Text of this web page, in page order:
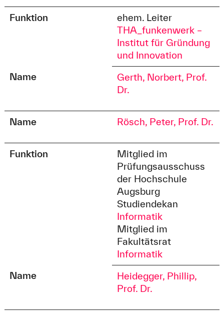
Funktion
ehem. Leiter
THA_funkenwerk –
Institut für Gründung
und Innovation
Name
Gerth, Norbert, Prof.
Dr.
Name Rösch, Peter, Prof. Dr.
Funktion
Mitglied im
Prüfungsausschuss
der Hochschule
Augsburg
Studiendekan
Informatik
Mitglied im
Fakultätsrat
Informatik
Name
Heidegger, Phillip,
Prof. Dr.